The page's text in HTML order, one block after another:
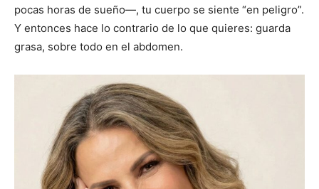
pocas horas de sueño—, tu cuerpo se siente “en peligro”.
Y entonces hace lo contrario de lo que quieres: guarda
grasa, sobre todo en el abdomen.